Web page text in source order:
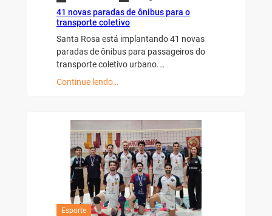
41 novas paradas de ônibus para o
transporte coletivo
Santa Rosa está implantando 41 novas
paradas de ônibus para passageiros do
transporte coletivo urbano.…
Continue lendo…
Esporte